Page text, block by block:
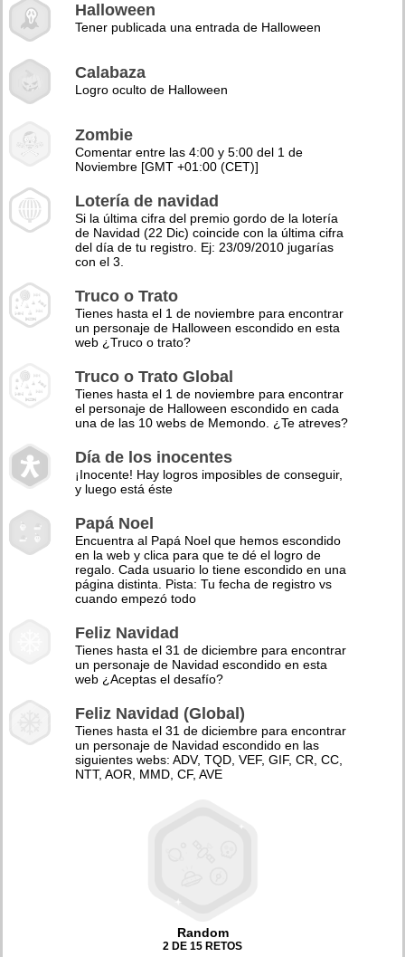
Halloween
Tener publicada una entrada de Halloween
Calabaza
Logro oculto de Halloween
Zombie
Comentar entre las 4:00 y 5:00 del 1 de
Noviembre [GMT +01:00 (CET)]
Lotería de navidad
Si la última cifra del premio gordo de la lotería
de Navidad (22 Dic) coincide con la última cifra
del día de tu registro. Ej: 23/09/2010 jugarías
con el 3.
Truco o Trato
Tienes hasta el 1 de noviembre para encontrar
un personaje de Halloween escondido en esta
web ¿Truco o trato?
Truco o Trato Global
Tienes hasta el 1 de noviembre para encontrar
el personaje de Halloween escondido en cada
una de las 10 webs de Memondo. ¿Te atreves?
Día de los inocentes
¡Inocente! Hay logros imposibles de conseguir,
y luego está éste
Papá Noel
Encuentra al Papá Noel que hemos escondido
en la web y clica para que te dé el logro de
regalo. Cada usuario lo tiene escondido en una
página distinta. Pista: Tu fecha de registro vs
cuando empezó todo
Feliz Navidad
Tienes hasta el 31 de diciembre para encontrar
un personaje de Navidad escondido en esta
web ¿Aceptas el desafío?
Feliz Navidad (Global)
Tienes hasta el 31 de diciembre para encontrar
un personaje de Navidad escondido en las
siguientes webs: ADV, TQD, VEF, GIF, CR, CC,
NTT, AOR, MMD, CF, AVE
Random
2 DE 15 RETOS